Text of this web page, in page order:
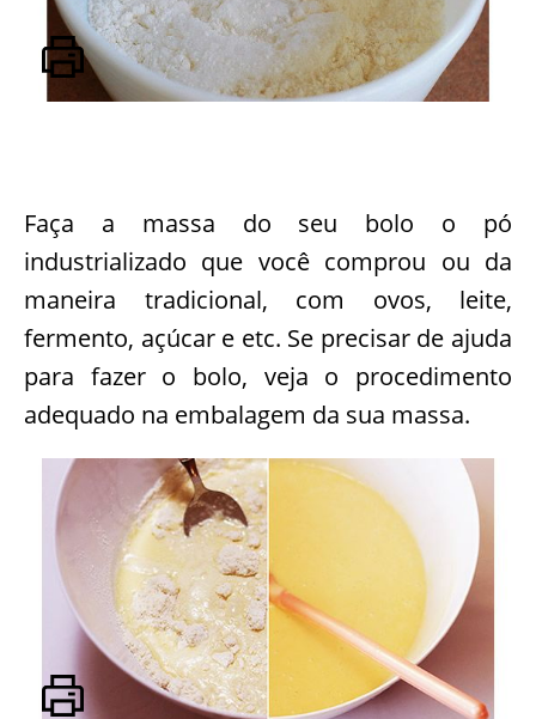
Faça a massa do seu bolo o pó
industrializado que você comprou ou da
maneira tradicional, com ovos, leite,
fermento, açúcar e etc. Se precisar de ajuda
para fazer o bolo, veja o procedimento
adequado na embalagem da sua massa.